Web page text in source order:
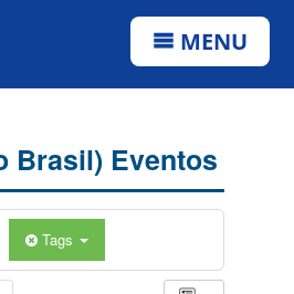
MENU
Brasil) Eventos
Tags